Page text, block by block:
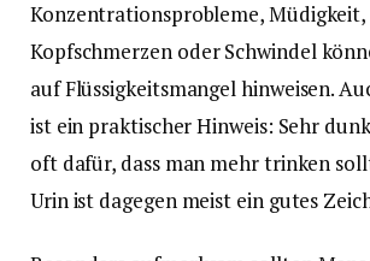
Konzentrationsprobleme, Müdigkeit,
Kopfschmerzen oder Schwindel
auf Flüssigkeitsmangel hinweisen.
ist ein praktischer Hinweis: Sehr
oft dafür, dass man mehr trinken
Urin ist dagegen meist ein gutes